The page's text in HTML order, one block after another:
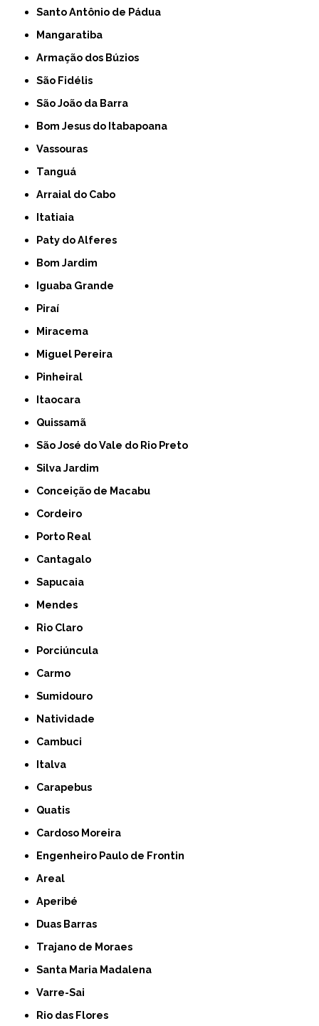
Santo Antônio de Pádua
Mangaratiba
Armação dos Búzios
São Fidélis
São João da Barra
Bom Jesus do Itabapoana
Vassouras
Tanguá
Arraial do Cabo
Itatiaia
Paty do Alferes
Bom Jardim
Iguaba Grande
Piraí
Miracema
Miguel Pereira
Pinheiral
Itaocara
Quissamã
São José do Vale do Rio Preto
Silva Jardim
Conceição de Macabu
Cordeiro
Porto Real
Cantagalo
Sapucaia
Mendes
Rio Claro
Porciúncula
Carmo
Sumidouro
Natividade
Cambuci
Italva
Carapebus
Quatis
Cardoso Moreira
Engenheiro Paulo de Frontin
Areal
Aperibé
Duas Barras
Trajano de Moraes
Santa Maria Madalena
Varre-Sai
Rio das Flores